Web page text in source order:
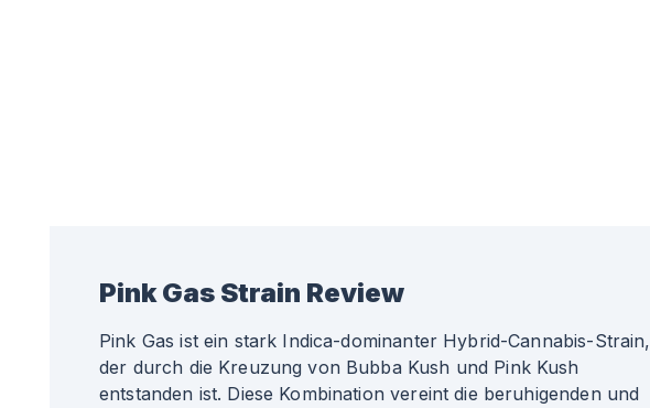
Pink Gas Strain Review
Pink Gas ist ein stark Indica-dominanter Hybrid-Cannabis-Strain,
der durch die Kreuzung von Bubba Kush und Pink Kush
entstanden ist. Diese Kombination vereint die beruhigenden und